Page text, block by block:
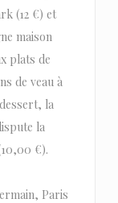
(12 €) et
maison
plats de
de veau à
la
la
€).
Paris